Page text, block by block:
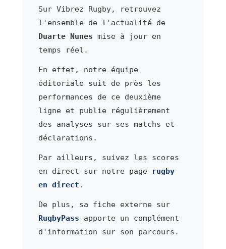
Sur Vibrez Rugby, retrouvez
l'ensemble de l'actualité de
Duarte Nunes mise à jour en
temps réel.
En effet, notre équipe
éditoriale suit de près les
performances de ce deuxième
ligne et publie régulièrement
des analyses sur ses matchs et
déclarations.
Par ailleurs, suivez les scores
en direct sur notre page
rugby
en direct .
De plus, sa fiche externe sur
RugbyPass apporte un complément
d'information sur son parcours.